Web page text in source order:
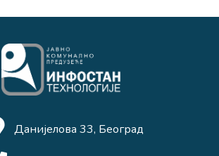
Данијелова 33, Београд